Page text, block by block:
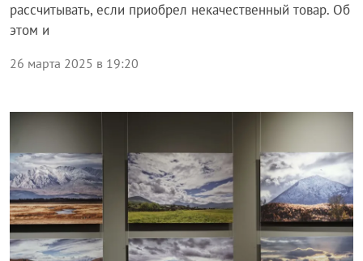
рассчитывать, если приобрел некачественный товар. Об
этом и
26 марта 2025 в 19:20